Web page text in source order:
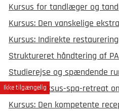
Kursus for tandlæger og
Kursus: Den vanskelige
Kursus: Indirekte
Struktureret håndtering af
Studierejse og spændende
Ikke tilgængelig
Kursus: Luksus-spa-retreat
Kursus: Den kompetente